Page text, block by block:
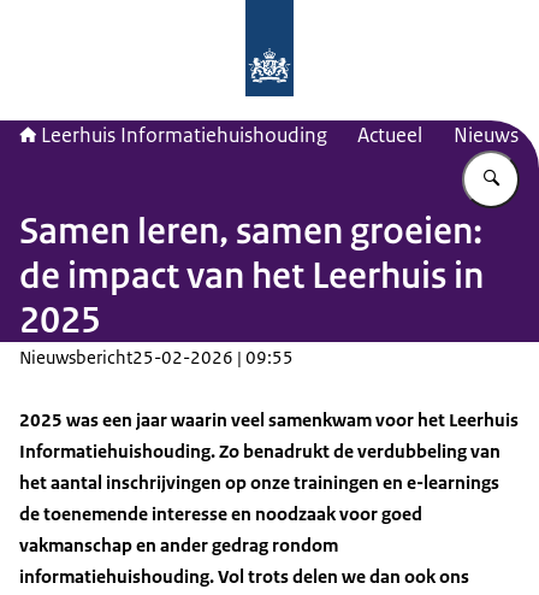
Leerhuis Informatiehuishouding Actueel Nieuws
Samen leren, samen groeien:
de impact van het Leerhuis in
2025
Nieuwsbericht25-02-2026 | 09:55
2025 was een jaar waarin veel samenkwam voor het Leerhuis
Informatiehuishouding. Zo benadrukt de verdubbeling van
het aantal inschrijvingen op onze trainingen en e-learnings
de toenemende interesse en noodzaak voor goed
vakmanschap en ander gedrag rondom
informatiehuishouding. Vol trots delen we dan ook ons